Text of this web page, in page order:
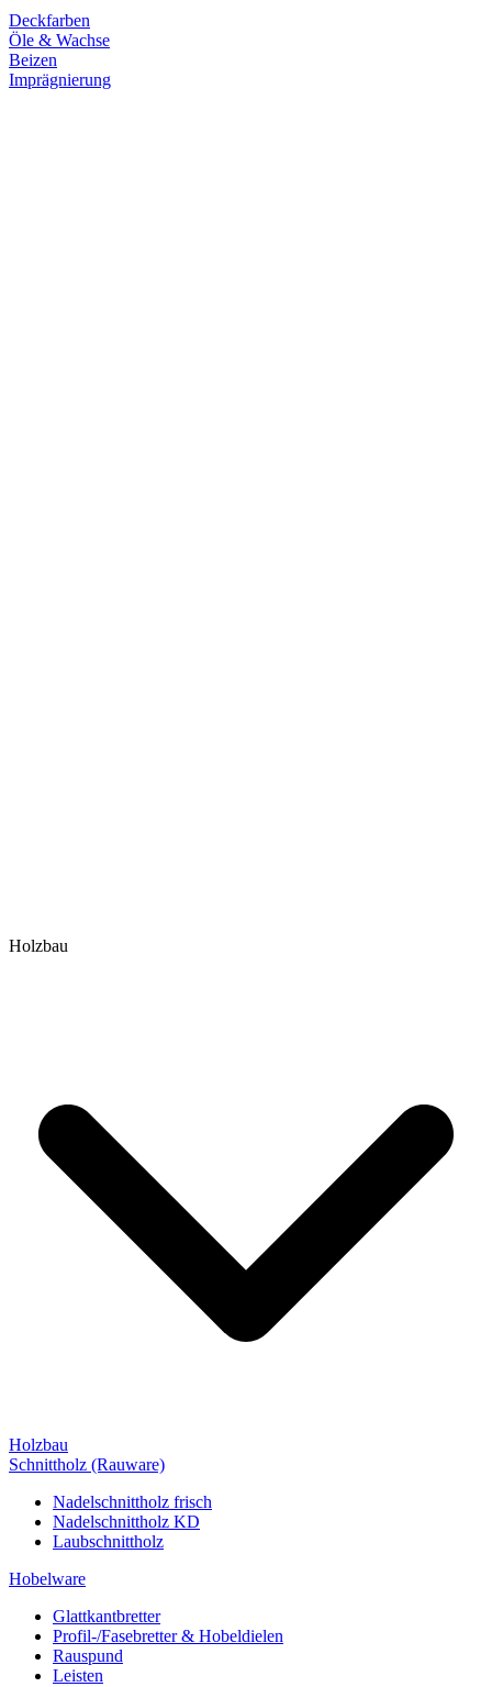
Deckfarben
Öle & Wachse
Beizen
Imprägnierung
Holzbau
Holzbau
Schnittholz (Rauware)
Nadelschnittholz frisch
Nadelschnittholz KD
Laubschnittholz
Hobelware
Glattkantbretter
Profil-/Fasebretter & Hobeldielen
Rauspund
Leisten